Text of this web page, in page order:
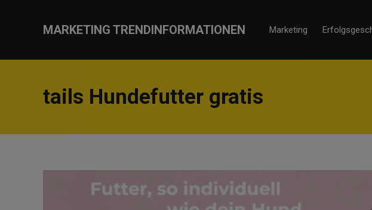
MARKETING TRENDINFORMATIONEN Marketing
tails Hundefutter gratis